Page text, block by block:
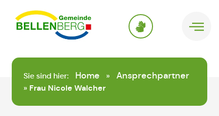
springen
Sie sind hier: Home » Ansprechpartner
» Frau Nicole Walcher